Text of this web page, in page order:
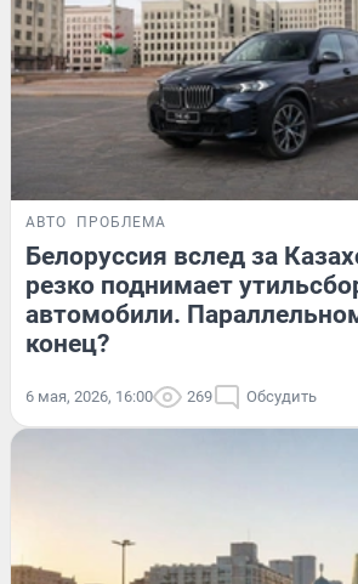
АВТО ПРОБЛЕМА
Белоруссия вслед за
резко поднимает
автомобили.
конец?
6 мая, 2026, 16:00 269 Обсудить